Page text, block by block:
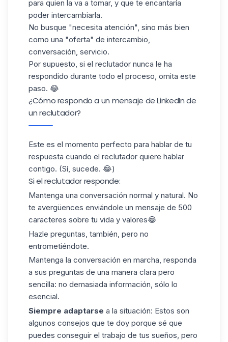
para quien la va a tomar, y que te encantaría
poder intercambiarla.
No busque "necesita atención", sino más bien
como una "oferta" de intercambio,
conversación, servicio.
Por supuesto, si el reclutador nunca le ha
respondido durante todo el proceso, omita este
paso. 😂
¿Cómo respondo a un mensaje de LinkedIn de
un reclutador?
Este es el momento perfecto para hablar de tu
respuesta cuando el reclutador quiere hablar
contigo. (Sí, sucede. 😂)
Si el reclutador responde:
Mantenga una conversación normal y natural. No
te avergüences enviándole un mensaje de 500
caracteres sobre tu vida y valores😂
Hazle preguntas, también, pero no
entrometiéndote.
Mantenga la conversación en marcha, responda
a sus preguntas de una manera clara pero
sencilla: no demasiada información, sólo lo
esencial.
Siempre adaptarse a la situación: Estos son
algunos consejos que te doy porque sé que
puedes conseguir el trabajo de tus sueños, pero